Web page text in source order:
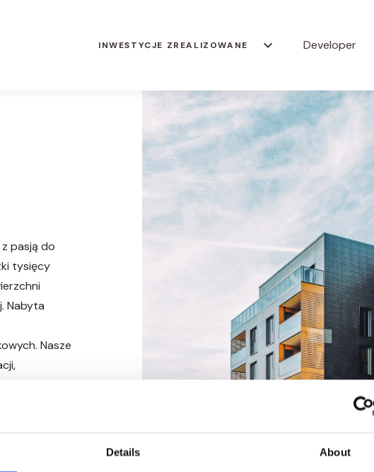
Details About
INWESTYCJE ZREALIZOWANE keyboard_arrow_down Developer
pasją do
tysięcy
Nabyta
Nasze
jakość
na
efekcie